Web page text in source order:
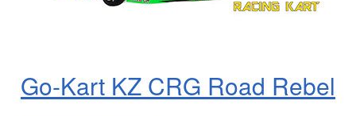
Go-Kart KZ CRG Road Rebel